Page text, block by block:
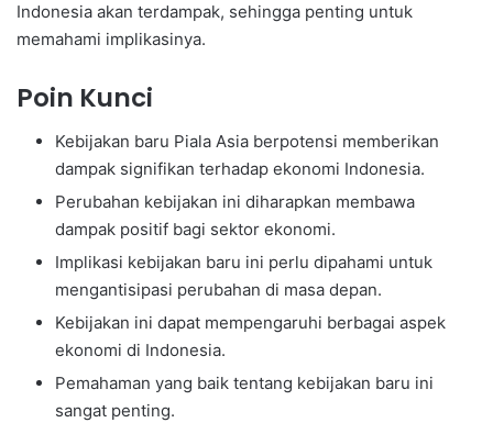
Indonesia akan terdampak, sehingga penting untuk
memahami implikasinya.
Poin Kunci
Kebijakan baru Piala Asia berpotensi memberikan
dampak signifikan terhadap ekonomi Indonesia.
Perubahan kebijakan ini diharapkan membawa
dampak positif bagi sektor ekonomi.
Implikasi kebijakan baru ini perlu dipahami untuk
mengantisipasi perubahan di masa depan.
Kebijakan ini dapat mempengaruhi berbagai aspek
ekonomi di Indonesia.
Pemahaman yang baik tentang kebijakan baru ini
sangat penting.